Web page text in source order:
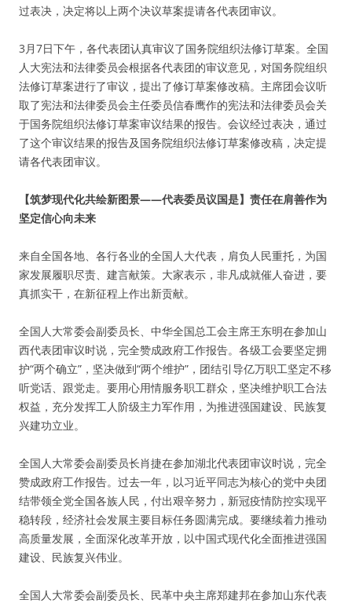
过表决，决定将以上两个决议草案提请各代表团审议。
3月7日下午，各代表团认真审议了国务院组织法修订草案。全国
人大宪法和法律委员会根据各代表团的审议意见，对国务院组织
法修订草案进行了审议，提出了修订草案修改稿。主席团会议听
取了宪法和法律委员会主任委员信春鹰作的宪法和法律委员会关
于国务院组织法修订草案审议结果的报告。会议经过表决，通过
了这个审议结果的报告及国务院组织法修订草案修改稿，决定提
请各代表团审议。
【筑梦现代化共绘新图景——代表委员议国是】责任在肩善作为
坚定信心向未来
来自全国各地、各行各业的全国人大代表，肩负人民重托，为国
家发展履职尽责、建言献策。大家表示，非凡成就催人奋进，要
真抓实干，在新征程上作出新贡献。
全国人大常委会副委员长、中华全国总工会主席王东明在参加山
西代表团审议时说，完全赞成政府工作报告。各级工会要坚定拥
护“两个确立”，坚决做到“两个维护”，团结引导亿万职工坚定不移
听党话、跟党走。要用心用情服务职工群众，坚决维护职工合法
权益，充分发挥工人阶级主力军作用，为推进强国建设、民族复
兴建功立业。
全国人大常委会副委员长肖捷在参加湖北代表团审议时说，完全
赞成政府工作报告。过去一年，以习近平同志为核心的党中央团
结带领全党全国各族人民，付出艰辛努力，新冠疫情防控实现平
稳转段，经济社会发展主要目标任务圆满完成。要继续着力推动
高质量发展，全面深化改革开放，以中国式现代化全面推进强国
建设、民族复兴伟业。
全国人大常委会副委员长、民革中央主席郑建邦在参加山东代表